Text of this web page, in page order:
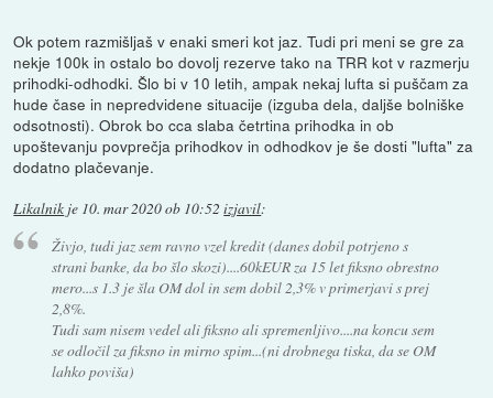
Ok potem razmišljaš v enaki smeri kot jaz. Tudi pri meni se gre za
nekje 100k in ostalo bo dovolj rezerve tako na TRR kot v razmerju
prihodki-odhodki. Šlo bi v 10 letih, ampak nekaj lufta si puščam za
hude čase in nepredvidene situacije (izguba dela, daljše bolniške
odsotnosti). Obrok bo cca slaba četrtina prihodka in ob
upoštevanju povprečja prihodkov in odhodkov je še dosti "lufta" za
dodatno plačevanje.
Likalnik je 10. mar 2020 ob 10:52 izjavil:
Živjo, tudi jaz sem ravno vzel kredit (danes dobil potrjeno s
strani banke, da bo šlo skozi)....60kEUR za 15 let fiksno obrestno
mero...s 1.3 je šla OM dol in sem dobil 2,3% v primerjavi s prej
2,8%.
Tudi sam nisem vedel ali fiksno ali spremenljivo....na koncu sem
se odločil za fiksno in mirno spim...(ni drobnega tiska, da se OM
lahko poviša)